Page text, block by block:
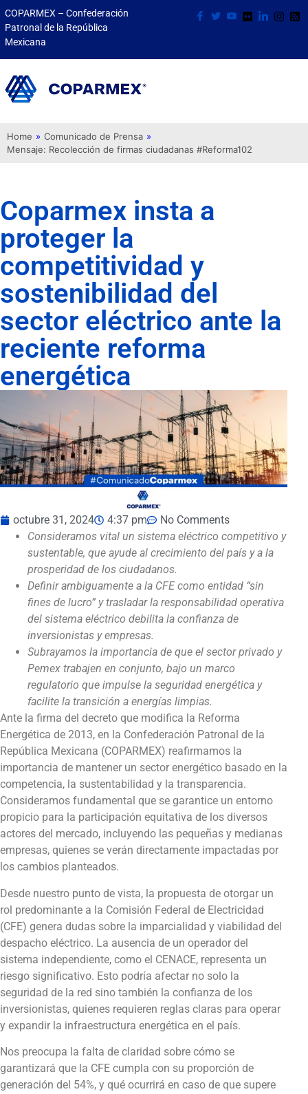
COPARMEX – Confederación
Patronal de la República
Mexicana
Home » Comunicado de Prensa »
Mensaje: Recolección de firmas ciudadanas #Reforma102
Coparmex insta a
proteger la
competitividad y
sostenibilidad del
sector eléctrico ante la
reciente reforma
energética
octubre 31, 2024 4:37 pm
No Comments
Consideramos vital un sistema eléctrico competitivo y
sustentable, que ayude al crecimiento del país y a la
prosperidad de los ciudadanos.
Definir ambiguamente a la CFE como entidad “sin
fines de lucro” y trasladar la responsabilidad operativa
del sistema eléctrico debilita la confianza de
inversionistas y empresas.
Subrayamos la importancia de que el sector privado y
Pemex trabajen en conjunto, bajo un marco
regulatorio que impulse la seguridad energética y
facilite la transición a energías limpias.
Ante la firma del decreto que modifica la Reforma
Energética de 2013, en la Confederación Patronal de la
República Mexicana (COPARMEX) reafirmamos la
importancia de mantener un sector energético basado en la
competencia, la sustentabilidad y la transparencia.
Consideramos fundamental que se garantice un entorno
propicio para la participación equitativa de los diversos
actores del mercado, incluyendo las pequeñas y medianas
empresas, quienes se verán directamente impactadas por
los cambios planteados.
Desde nuestro punto de vista, la propuesta de otorgar un
rol predominante a la Comisión Federal de Electricidad
(CFE) genera dudas sobre la imparcialidad y viabilidad del
despacho eléctrico. La ausencia de un operador del
sistema independiente, como el CENACE, representa un
riesgo significativo. Esto podría afectar no solo la
seguridad de la red sino también la confianza de los
inversionistas, quienes requieren reglas claras para operar
y expandir la infraestructura energética en el país.
Nos preocupa la falta de claridad sobre cómo se
garantizará que la CFE cumpla con su proporción de
generación del 54%, y qué ocurrirá en caso de que supere